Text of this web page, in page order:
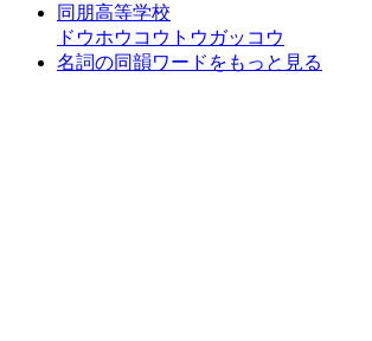
同朋高等学校
ドウホウコウトウガッコウ
名詞の同韻ワードをもっと見る